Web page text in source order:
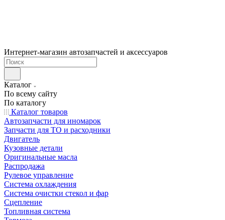
Интернет-магазин автозапчастей и аксессуаров
Каталог
По всему сайту
По каталогу
Каталог товаров
Автозапчасти для иномарок
Запчасти для ТО и расходники
Двигатель
Кузовные детали
Оригинальные масла
Распродажа
Рулевое управление
Система охлаждения
Система очистки стекол и фар
Сцепление
Топливная система